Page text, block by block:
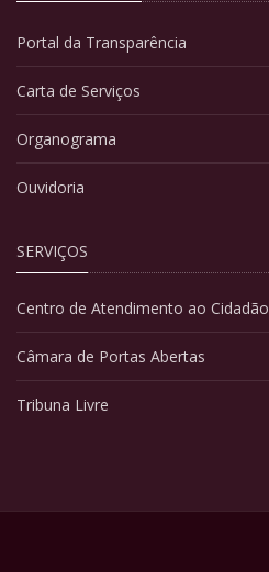
Portal da Transparência
Carta de Serviços
Organograma
Ouvidoria
SERVIÇOS
Centro de Atendimento ao Cidadão
Câmara de Portas Abertas
Tribuna Livre